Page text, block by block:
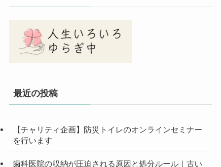
最近の投稿
【チャリティ企画】防災トイレのオンラインセミナー
を行います
歯科医院の収納が圧迫される原因と処分ルール｜古い